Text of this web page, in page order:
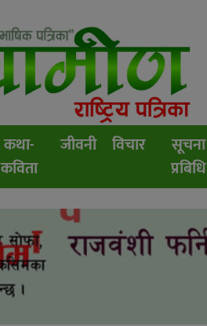
कथा-
कविता
जीवनी विचार
सूचना
प्रबिधि